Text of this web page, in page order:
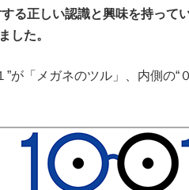
る正しい認識と興味を持って
した。
”が「メガネのツル」、内側